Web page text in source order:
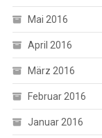
Mai 2016
April 2016
März 2016
Februar 2016
Januar 2016